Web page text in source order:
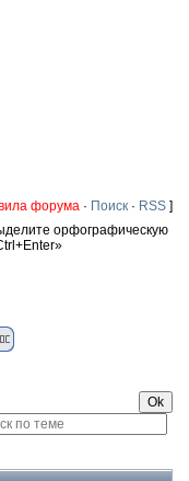
форума · Поиск · RSS ]
орфографическую